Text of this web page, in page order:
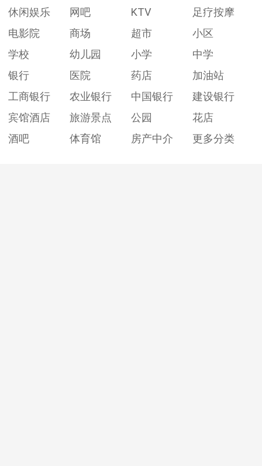
休闲娱乐
网吧 KTV
足疗按摩
电影院
商场 超市
小区
学校
幼儿园 小学
中学
银行
医院 药店
加油站
工商银行
农业银行 中国银行
建设银行
宾馆酒店
旅游景点 公园
花店
酒吧
体育馆 房产中介 更多分类